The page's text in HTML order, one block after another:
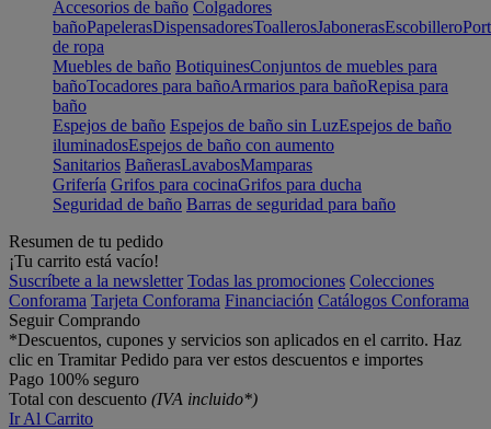
Accesorios de baño Colgadores
bañoPapelerasDispensadoresToallerosJabonerasEscobillero
de ropa
Muebles de baño BotiquinesConjuntos de muebles para
bañoTocadores para bañoArmarios para bañoRepisa para
baño
Espejos de baño Espejos de baño sin LuzEspejos de baño
iluminadosEspejos de baño con aumento
Sanitarios BañerasLavabosMamparas
Grifería Grifos para cocinaGrifos para ducha
Seguridad de baño Barras de seguridad para baño
Resumen de tu pedido
¡Tu carrito está vacío!
Suscríbete a la newsletter Todas las promociones Colecciones
Conforama Tarjeta Conforama Financiación Catálogos Conforama
Seguir Comprando
*Descuentos, cupones y servicios son aplicados en el carrito. Haz
clic en Tramitar Pedido para ver estos descuentos e importes
Pago 100% seguro
Total con descuento (IVA incluido*)
Ir Al Carrito